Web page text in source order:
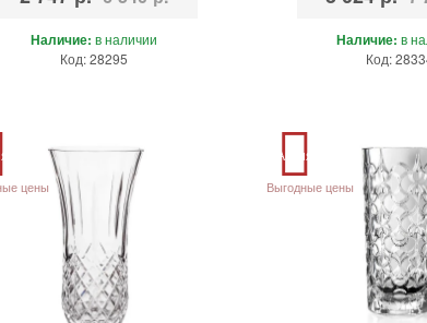
Наличие: в наличии
Код: 28295
Наличие: в
Код:
цены
Акция
Выгодные цены